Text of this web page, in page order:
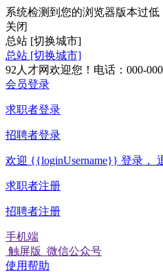
系统检测到您的浏览器版本过
关闭
总站 [切换城市]
总站 [切换城市]
92人才网欢迎您！电话：000-
会员登录
求职者登录
招聘者登录
欢迎 {{loginUsername}} 登录，
求职者注册
招聘者注册
手机端
触屏版 微信公众号
使用帮助